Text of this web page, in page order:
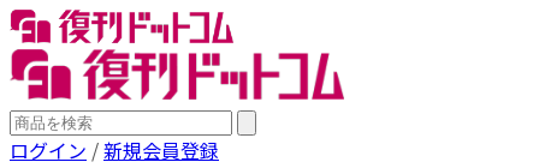
ログイン /新規会員登録